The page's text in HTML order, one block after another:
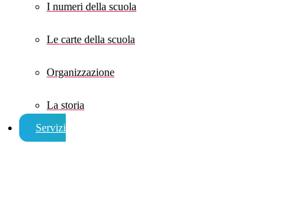
I numeri della scuola
Le carte della scuola
Organizzazione
La storia
Servizi